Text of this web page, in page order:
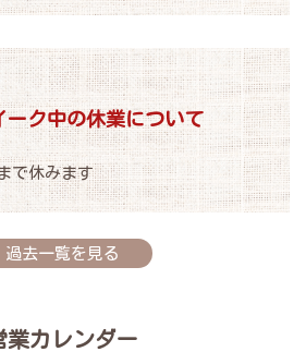
ーク中の休業について
で休みます
過去一覧を見る
業カレンダー